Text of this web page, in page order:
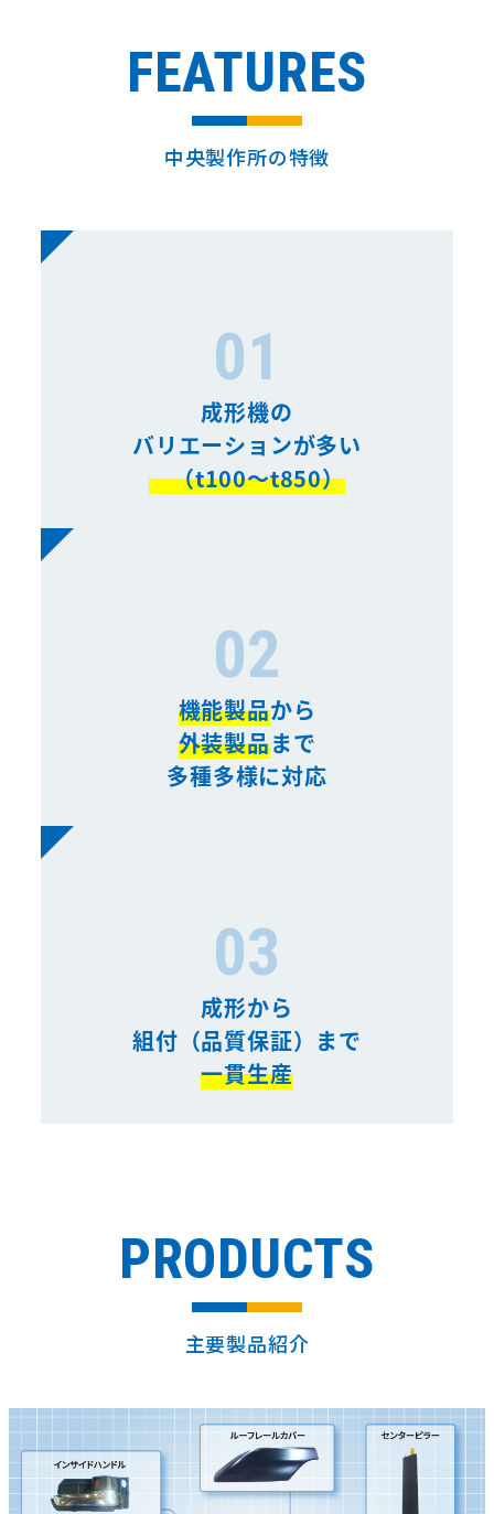
FEATURES
中央製作所の特徴
01
成形機の
バリエーションが多い
（t100～t850）
02
機能製品から
外装製品まで
多種多様に対応
03
成形から
組付（品質保証）まで
一貫生産
PRODUCTS
主要製品紹介